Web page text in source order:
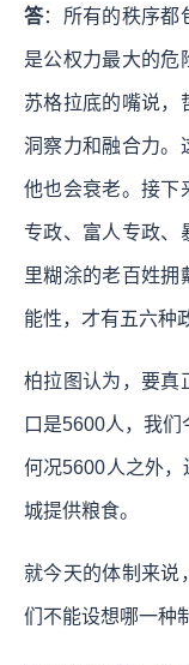
答：所有的秩序都
是公权力最大的危
苏格拉底的嘴说，
洞察力和融合力。
他也会衰老。接下
专政、富人专政、
里糊涂的老百姓拥
能性，才有五六种
柏拉图认为，要真
口是5600人，我们
何况5600人之外
城提供粮食。
就今天的体制来说
们不能设想哪一种